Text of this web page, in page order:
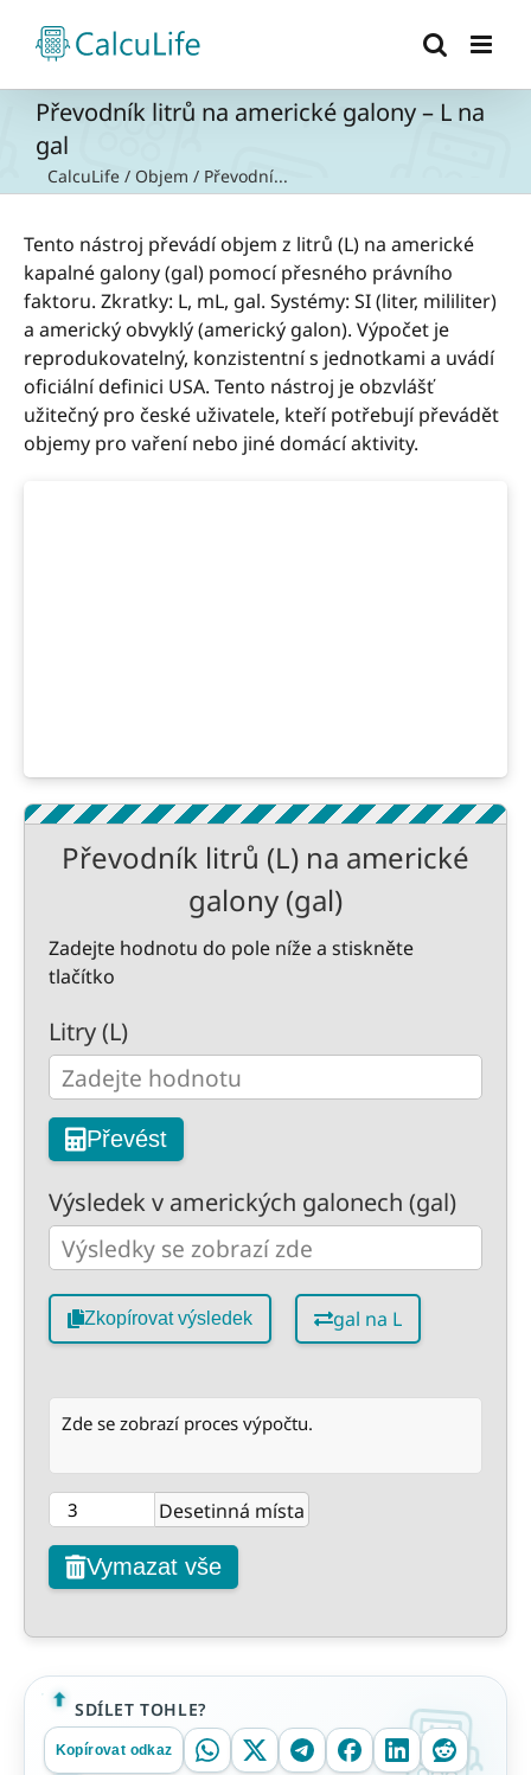
obsah
Převodník litrů na americké galony – L na
gal
CalcuLife / Objem / Převodní...
Tento nástroj převádí objem z litrů (L) na americké
kapalné galony (gal) pomocí přesného právního
faktoru. Zkratky: L, mL, gal. Systémy: SI (liter, mililiter)
a americký obvyklý (americký galon). Výpočet je
reprodukovatelný, konzistentní s jednotkami a uvádí
oficiální definici USA. Tento nástroj je obzvlášť
užitečný pro české uživatele, kteří potřebují převádět
objemy pro vaření nebo jiné domácí aktivity.
Převodník litrů (L) na americké
galony (gal)
Zadejte hodnotu do pole níže a stiskněte
tlačítko
Litry (L)
Převést
Výsledek v amerických galonech (gal)
Zkopírovat výsledek gal na L
Zde se zobrazí proces výpočtu.
Desetinná místa
Vymazat vše
SDÍLET TOHLE?
Kopírovat odkaz